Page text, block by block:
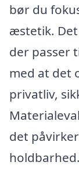
bør du
æstetik.
der passer
med at det
privatliv,
det